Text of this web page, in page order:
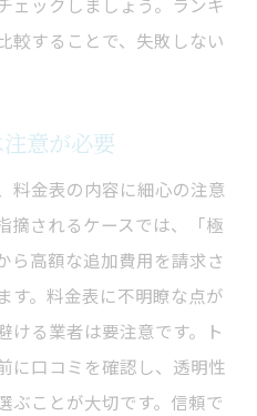
較することで、失敗しない
意が必要
料金表の内容に細心の注意
摘されるケースでは、「極
ら高額な追加費用を請求さ
す。料金表に不明瞭な点が
ける業者は要注意です。ト
に口コミを確認し、透明性
ぶことが大切です。信頼で